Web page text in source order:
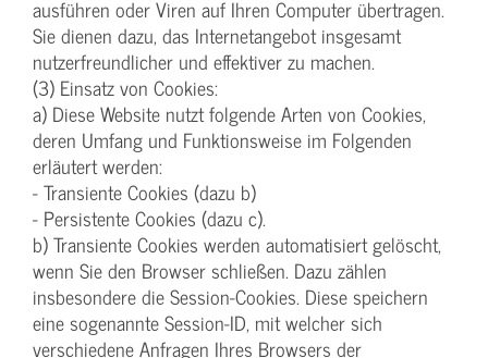
ausführen oder Viren auf Ihren Computer übertragen.
Sie dienen dazu, das Internetangebot insgesamt
nutzerfreundlicher und effektiver zu machen.
(3) Einsatz von Cookies:
a) Diese Website nutzt folgende Arten von Cookies,
deren Umfang und Funktionsweise im Folgenden
erläutert werden:
- Transiente Cookies (dazu b)
- Persistente Cookies (dazu c).
b) Transiente Cookies werden automatisiert gelöscht,
wenn Sie den Browser schließen. Dazu zählen
insbesondere die Session-Cookies. Diese speichern
eine sogenannte Session-ID, mit welcher sich
verschiedene Anfragen Ihres Browsers der